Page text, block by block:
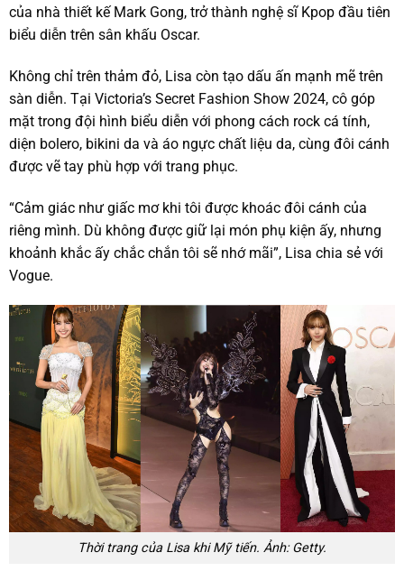
của nhà thiết kế Mark Gong, trở thành nghệ sĩ Kpop đầu tiên
biểu diễn trên sân khấu Oscar.
Không chỉ trên thảm đỏ, Lisa còn tạo dấu ấn mạnh mẽ trên
sàn diễn. Tại Victoria’s Secret Fashion Show 2024, cô góp
mặt trong đội hình biểu diễn với phong cách rock cá tính,
diện bolero, bikini da và áo ngực chất liệu da, cùng đôi cánh
được vẽ tay phù hợp với trang phục.
“Cảm giác như giấc mơ khi tôi được khoác đôi cánh của
riêng mình. Dù không được giữ lại món phụ kiện ấy, nhưng
khoảnh khắc ấy chắc chắn tôi sẽ nhớ mãi”, Lisa chia sẻ với
Vogue.
Thời trang của Lisa khi Mỹ tiến. Ảnh: Getty.